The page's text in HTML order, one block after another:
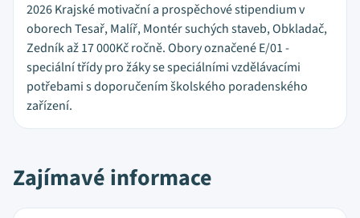
2026 Krajské motivační a prospěchové stipendium v
oborech Tesař, Malíř, Montér suchých staveb, Obkladač,
Zedník až 17 000Kč ročně. Obory označené E/01 -
speciální třídy pro žáky se speciálními vzdělávacími
potřebami s doporučením školského poradenského
zařízení.
Zajímavé informace